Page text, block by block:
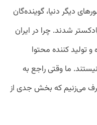
دیگر دنیا، گوینده‌گان
شدند. چرا در ایران
تولید کننده محتوا
ما وقتی راجع به
می‌زنیم که بخش جدی از